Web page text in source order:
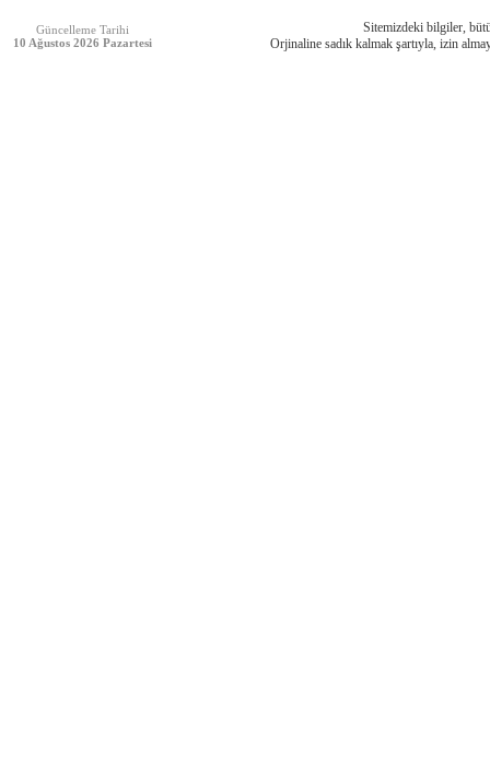
Güncelleme Tarihi
10 Ağustos 2026 Pazartesi
Sitemizdeki bilgiler,
Orjinaline sadık kalmak şartıyla, izin